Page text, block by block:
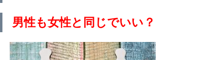
男性も女性と同じでいい？